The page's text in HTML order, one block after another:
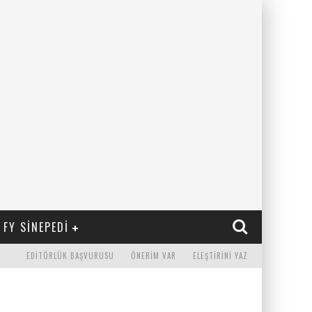
FY SINEPEDI
EDITÖRLÜK BAŞVURUSU ÖNERIM VAR ELEŞTIRINI YAZ